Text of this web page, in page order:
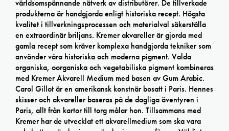
världsomspännande nätverk av distributörer. De tillverkade
produkterna är handgjorda enligt historiska recept. Högsta
kvalitet i tillverkningsprocessen och materialval säkerställa
en extraordinär briljans. Kremer akvareller är gjorda med
gamla recept som kräver komplexa handgjorda tekniker som
använder våra historiska och moderna pigment. Valda
organiska, oorganiska och vegetabiliska pigment kombineras
med Kremer Akvarell Medium med basen av Gum Arabic.
Carol Gillot är en amerikansk konstnär bosatt i Paris. Hennes
skisser och akvareller baseras på de dagliga äventyren i
Paris, allt från kartor till torg målar hon. Tillsammans med
Kremer har de utvecklat ett akvarellmedium som ska vara